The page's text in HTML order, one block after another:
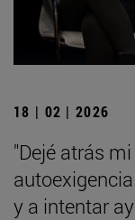
18 | 02 | 2026
"Dejé atrás
y a intentar